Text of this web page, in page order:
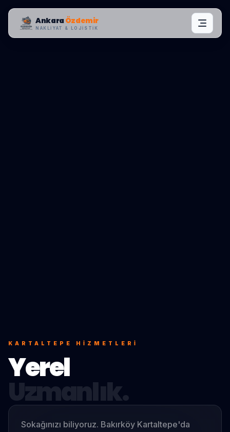
AnkaraÖzdemir
NAKLIYAT & LOJISTIK
KARTALTEPE HIZMETLERI
Yerel
Uzmanlık.
Sokağınızı biliyoruz. Bakırköy Kartaltepe'da